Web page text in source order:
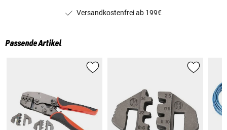
Versandkostenfrei ab 199€
Passende Artikel